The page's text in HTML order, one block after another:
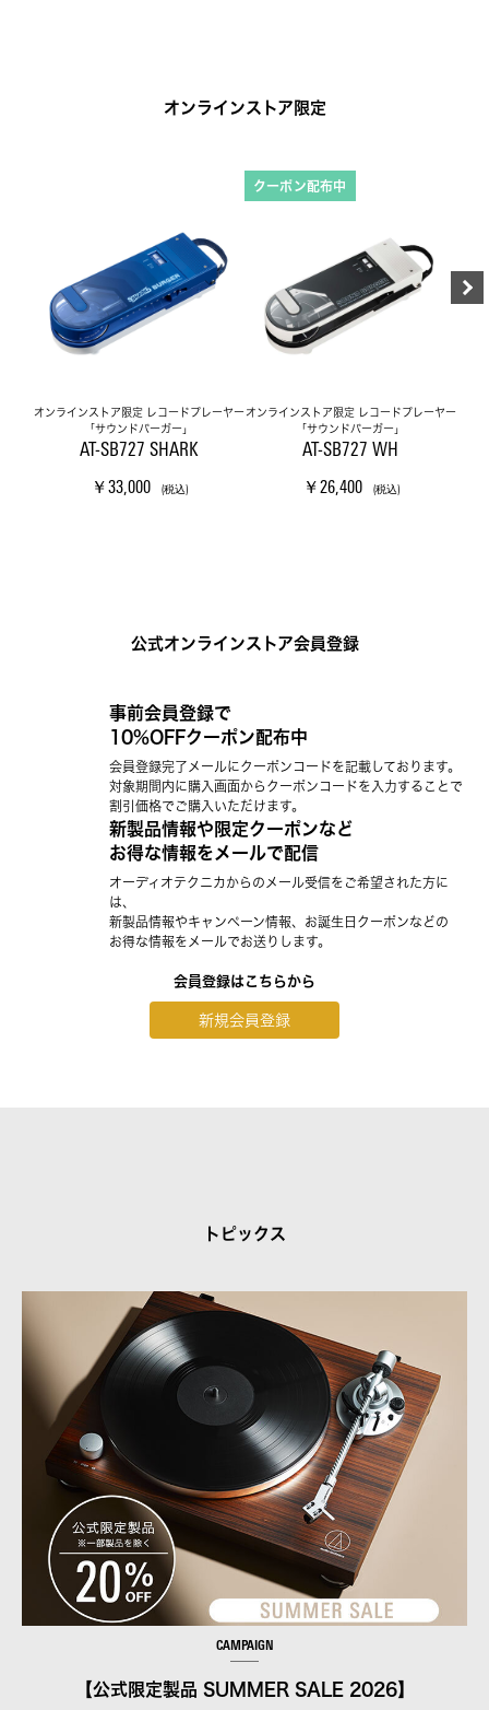
オンラインストア限定
オンラインストア限定 レコードプレーヤー
「サウンドバーガー」
AT-SB727 SHARK
￥33,000 (税込)
クーポン配布中
オンラインストア限定 レコードプレーヤー
「サウンドバーガー」
AT-SB727 WH
￥26,400 (税込)
公式オンラインストア会員登録
事前会員登録で
10%OFFクーポン配布中
会員登録完了メールにクーポンコードを記載しております。
対象期間内に購入画面からクーポンコードを入力することで
割引価格でご購入いただけます。
新製品情報や限定クーポンなど
お得な情報をメールで配信
オーディオテクニカからのメール受信をご希望された方に
は、
新製品情報やキャンペーン情報、お誕生日クーポンなどの
お得な情報をメールでお送りします。
会員登録はこちらから
新規会員登録
トピックス
CAMPAIGN
【公式限定製品 SUMMER SALE 2026】